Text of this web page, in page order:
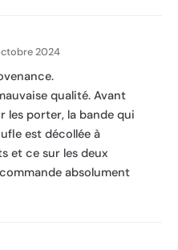
2024
qualité. Avant
les porter, la bande qui
est décollée à
et ce sur les deux
absolument